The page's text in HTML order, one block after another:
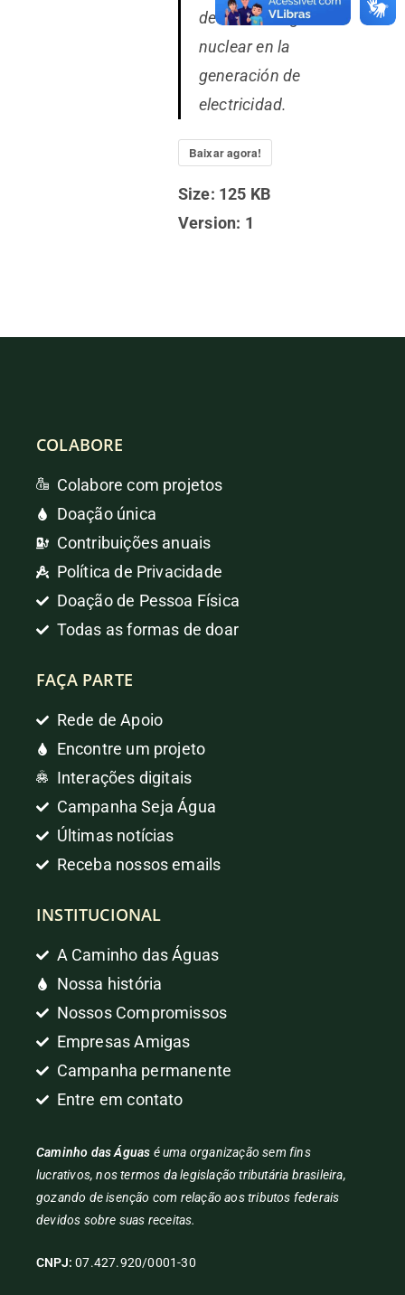
de la tecnología
nuclear en la
generación de
electricidad.
Baixar agora!
Size: 125 KB
Version: 1
COLABORE
Colabore com projetos
Doação única
Contribuições anuais
Política de Privacidade
Doação de Pessoa Física
Todas as formas de doar
FAÇA PARTE
Rede de Apoio
Encontre um projeto
Interações digitais
Campanha Seja Água
Últimas notícias
Receba nossos emails
INSTITUCIONAL
A Caminho das Águas
Nossa história
Nossos Compromissos
Empresas Amigas
Campanha permanente
Entre em contato
Caminho das Águas é uma organização sem fins
lucrativos, nos termos da legislação tributária brasileira,
gozando de isenção com relação aos tributos federais
devidos sobre suas receitas.
CNPJ: 07.427.920/0001-30